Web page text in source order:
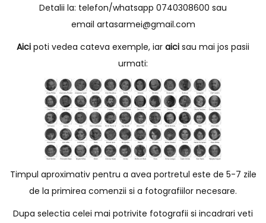
Detalii la: telefon/whatsapp 0740308600 sau
email artasarmei@gmail.com
Aici poti vedea cateva exemple, iar aici sau mai jos pasii
urmati:
Timpul aproximativ pentru a avea portretul este de 5-7 zile
de la primirea comenzii si a fotografiilor necesare.
Dupa selectia celei mai potrivite fotografii si incadrari veti